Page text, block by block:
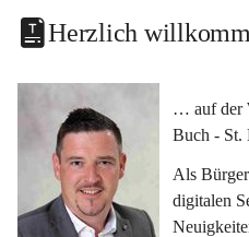
Herzlich
… auf der
Buch - St.
Als
digitalen